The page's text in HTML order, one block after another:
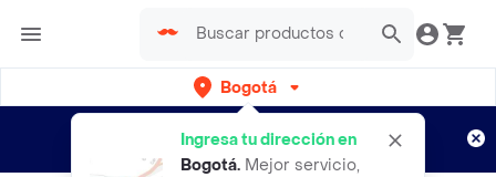
Bogotá
Ingresa tu dirección en
Bogotá. Mejor servicio,
envíos gratis por semanas
Aplican TyC